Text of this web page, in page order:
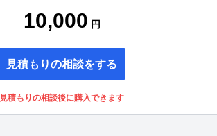
10,000 円
見積もりの相談をする
見積もりの相談後に購入できます